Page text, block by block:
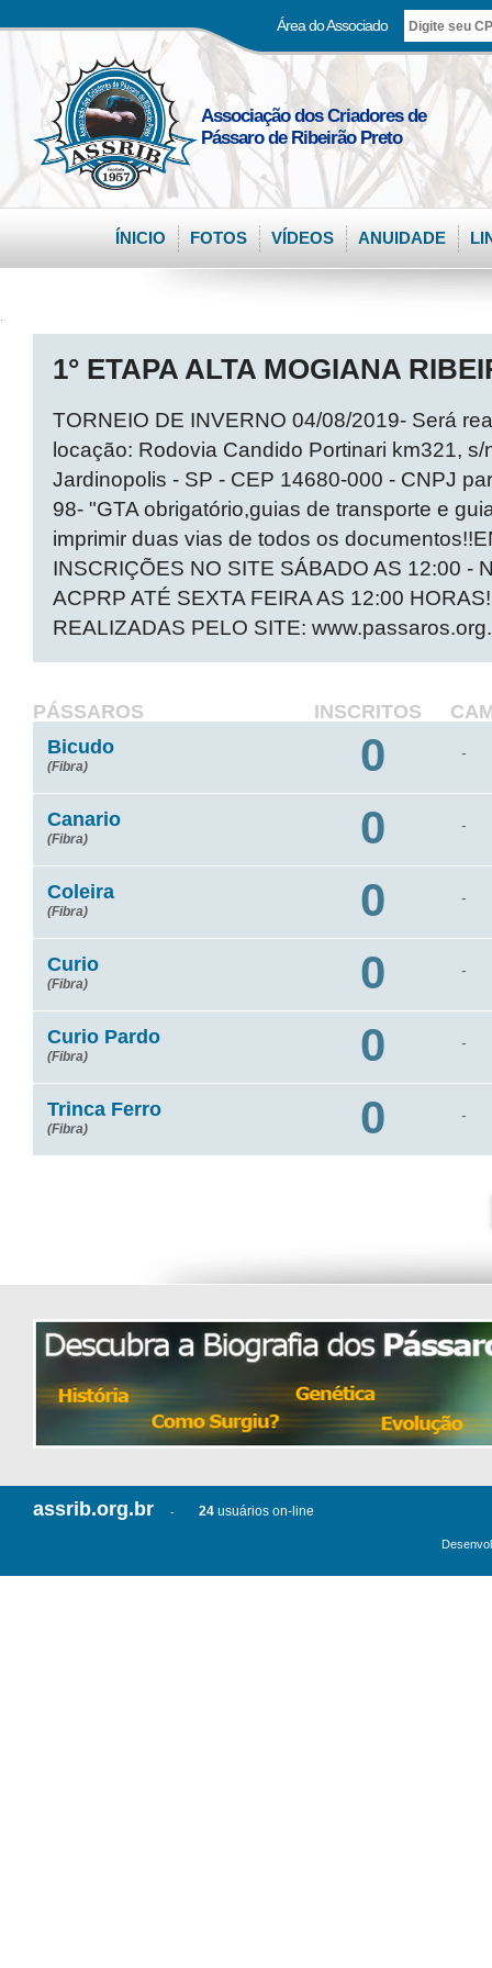
Área do Associado
Associação dos Criadores de
Pássaro de Ribeirão Preto
ÍNICIO FOTOS VÍDEOS ANUIDADE
1° ETAPA ALTA MOGIANA
TORNEIO DE INVERNO 04/08/2019- Será
locação: Rodovia Candido Portinari km321, s/
Jardinopolis - SP - CEP 14680-000 - CNPJ
98- "GTA obrigatório,guias de transporte e
imprimir duas vias de todos os
INSCRIÇÕES NO SITE SÁBADO AS 12:00 -
ACPRP ATÉ SEXTA FEIRA AS 12:00
REALIZADAS PELO SITE:
PÁSSAROS INSCRITOS
Bicudo
(Fibra) 0 -
Canario
(Fibra) 0 -
Coleira
(Fibra) 0 -
Curio
(Fibra) 0 -
Curio Pardo
(Fibra) 0 -
Trinca Ferro
(Fibra) 0 -
assrib.org.br - 24 usuários on-line